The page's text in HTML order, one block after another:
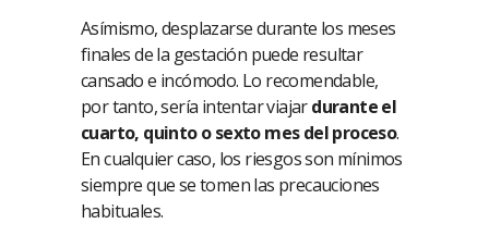
Asímismo, desplazarse durante los meses
finales de la gestación puede resultar
cansado e incómodo. Lo recomendable,
por tanto, sería intentar viajardurante el
cuarto, quinto o sexto mes del proceso.
En cualquier caso, los riesgos son mínimos
siempre que se tomen las precauciones
habituales.